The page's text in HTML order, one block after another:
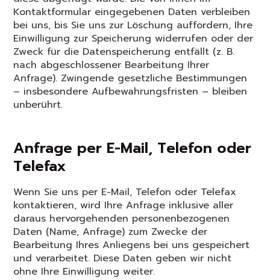
Kontaktformular eingegebenen Daten verbleiben
bei uns, bis Sie uns zur Löschung auffordern, Ihre
Einwilligung zur Speicherung widerrufen oder der
Zweck für die Datenspeicherung entfällt (z. B.
nach abgeschlossener Bearbeitung Ihrer
Anfrage). Zwingende gesetzliche Bestimmungen
– insbesondere Aufbewahrungsfristen – bleiben
unberührt.
Anfrage per E-Mail, Telefon oder
Telefax
Wenn Sie uns per E-Mail, Telefon oder Telefax
kontaktieren, wird Ihre Anfrage inklusive aller
daraus hervorgehenden personenbezogenen
Daten (Name, Anfrage) zum Zwecke der
Bearbeitung Ihres Anliegens bei uns gespeichert
und verarbeitet. Diese Daten geben wir nicht
ohne Ihre Einwilligung weiter.